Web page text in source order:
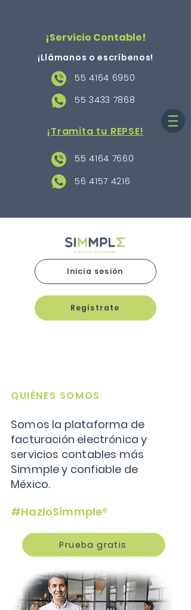
¡Servicio Contable!
¡Llámanos o escríbenos!
55 4164 6950
55 3433 7868
¡Tramita tu REPSE!
55 4164 7660
56 4157 4216
Inicia sesión
Regístrate
QUIÉNES SOMOS
Somos la plataforma de
facturación electrónica y
servicios contables más
Simmple y confiable de
México.
#HazloSimmple®
Prueba gratis